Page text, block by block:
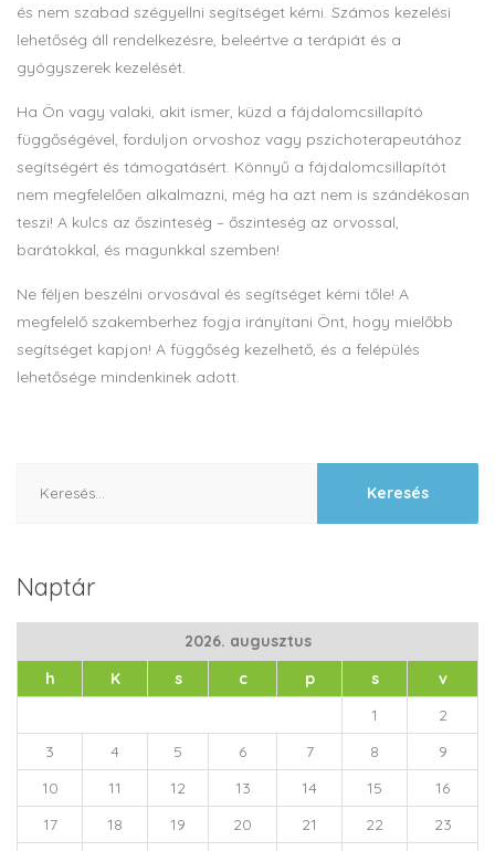
és nem szabad szégyellni segítséget kérni. Számos kezelési
lehetőség áll rendelkezésre, beleértve a terápiát és a
gyógyszerek kezelését.
Ha Ön vagy valaki, akit ismer, küzd a fájdalomcsillapító
függőségével, forduljon orvoshoz vagy pszichoterapeutához
segítségért és támogatásért. Könnyű a fájdalomcsillapítót
nem megfelelően alkalmazni, még ha azt nem is szándékosan
teszi! A kulcs az őszinteség – őszinteség az orvossal,
barátokkal, és magunkkal szemben!
Ne féljen beszélni orvosával és segítséget kérni tőle! A
megfelelő szakemberhez fogja irányítani Önt, hogy mielőbb
segítséget kapjon! A függőség kezelhető, és a felépülés
lehetősége mindenkinek adott.
Naptár
2026. augusztus
h
K s c p s
v
1
2
3
4 5 6 7 8
9
10
11 12 13 14 15
16
17
18 19 20 21 22
23